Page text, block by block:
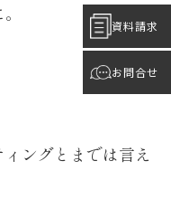
ングとまでは言え
資料請求
お問合せ